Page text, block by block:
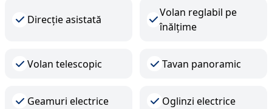
Direcție asistată
Volan reglabil pe
înălțime
Volan telescopic Tavan panoramic
Geamuri electrice Oglinzi electrice